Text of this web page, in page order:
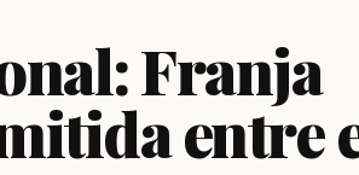
Franja
entre